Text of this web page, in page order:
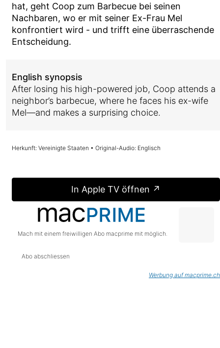
hat, geht Coop zum Barbecue bei seinen
Nachbaren, wo er mit seiner Ex-Frau Mel
konfrontiert wird - und trifft eine überraschende
Entscheidung.
English synopsis
After losing his high-powered job, Coop attends a
neighbor’s barbecue, where he faces his ex-wife
Mel—and makes a surprising choice.
Herkunft: Vereinigte Staaten • Original-Audio: Englisch
In Apple TV öffnen ↗
Mach mit einem freiwilligen Abo macprime mit möglich.
Abo abschliessen
Werbung auf macprime.ch